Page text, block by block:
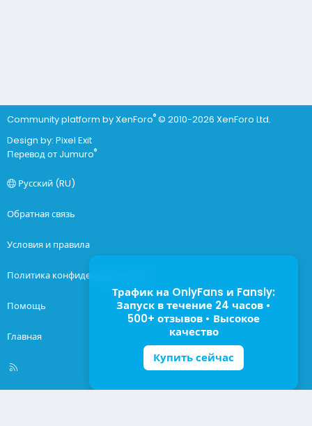
Community platform by XenForo® © 2010-2026 XenForo Ltd.
Design by: Pixel Exit
Перевод от Jumuro®
Русский (RU)
Обратная связь
Условия и правила
Политика конфиденциальности
Помощь
Главная
R
S
Трафик на OnlyFans и Fansly:
Запуск в течение 24 часов •
500+ отзывов • Высокое
качество
Купить сейчас